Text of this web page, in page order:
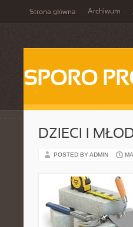
Strona główna Archiwum
SPORO
DZIECI I
POSTED BY ADMIN